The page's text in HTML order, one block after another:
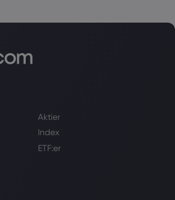
Aktier
Index
ETF:er